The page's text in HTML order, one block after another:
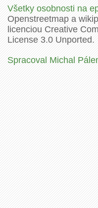
Všetky osobnosti na
Openstreetmap a
licenciou Creative
License 3.0 Unported.
Spracoval Michal